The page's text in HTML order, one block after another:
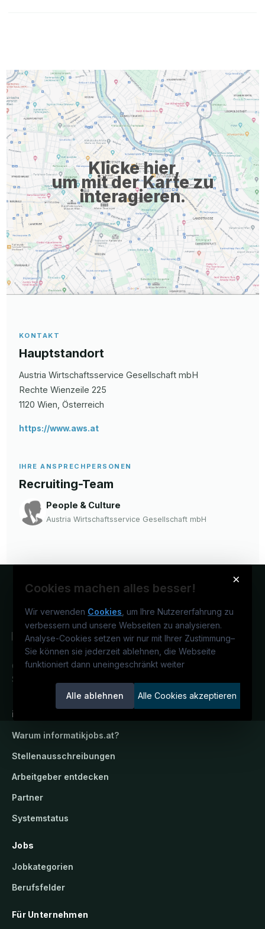
Klicke hier,
um mit der Karte zu
interagieren.
KONTAKT
Hauptstandort
Austria Wirtschaftsservice Gesellschaft mbH
Rechte Wienzeile 225
1120 Wien , Österreich
https://www.aws.at
IHRE ANSPRECHPERSONEN
Recruiting-Team
People & Culture
Austria Wirtschaftsservice Gesellschaft mbH
×
Cookies machen alles besser!
Wir verwenden Cookies , um Ihre Nutzererfahrung zu
verbessern und unsere Webseiten zu analysieren.
Analyse-Cookies setzen wir nur mit Ihrer Zustimmung–
Sie können sie jederzeit ablehnen, die Webseite
funktioniert dann uneingeschränkt weiter
Alle ablehnen Alle Cookies akzeptieren
Österreichs IT-Karriereportal.Ein
Service der candidatis GmbH.
informatikjobs.at
Warum informatikjobs.at?
Stellenausschreibungen
Arbeitgeber entdecken
Partner
Systemstatus
Jobs
Jobkategorien
Berufsfelder
Für Unternehmen